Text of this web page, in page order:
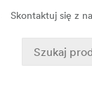
Skontaktuj się z